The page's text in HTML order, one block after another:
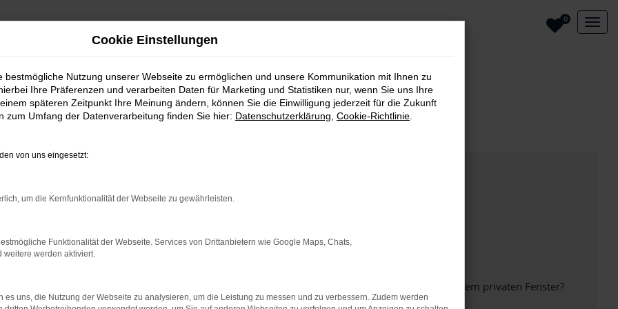
0
bestimmter Seiten verhindern. Funktioniert die Seite in einem anderen Browser oder in einem privaten Fenster?
Cookie Einstellungen
bestmögliche Nutzung unserer Webseite zu ermöglichen und unsere Kommunikation mit Ihnen zu
Ihre Präferenzen und verarbeiten Daten für Marketing und Statistiken nur, wenn Sie uns Ihre
späteren Zeitpunkt Ihre Meinung ändern, können Sie die Einwilligung jederzeit für die Zukunft
zum Umfang der Datenverarbeitung finden Sie hier: Datenschutzerklärung Cookie-Richtlinie
von uns eingesetzt:
um die Kernfunktionalität der Webseite zu gewährleisten.
Funktionalität der Webseite. Services von Drittanbietern wie Google Maps, Chats,
weitere werden aktiviert.
es uns, die Nutzung der Webseite zu analysieren, um die Leistung zu messen und zu verbessern. Zudem werden